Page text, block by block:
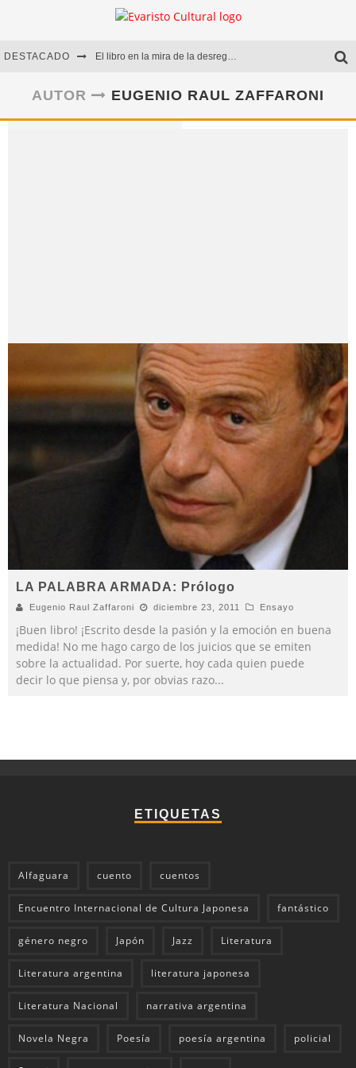
DESTACADO El libro en la mira de la desregulación
Marcelo Rubio | El llovedor
Diego Meret | Hotel Acapulco
AUTOR EUGENIO RAUL ZAFFARONI
LA PALABRA ARMADA: Prólogo
Eugenio Raul Zaffaroni diciembre 23, 2011 Ensayo
¡Buen libro! ¡Escrito desde la pasión y la emoción en buena
medida! No me hago cargo de los juicios que se emiten
sobre la actualidad. Por suerte, hoy cada quien puede
decir lo que piensa y, por obvias razo...
ETIQUETAS
Alfaguara cuento cuentos
Encuentro Internacional de Cultura Japonesa fantástico
género negro Japón Jazz Literatura
Literatura argentina literatura japonesa
Literatura Nacional narrativa argentina
Novela Negra Poesía poesía argentina policial